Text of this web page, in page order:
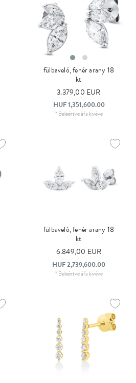
fülbaveló, fehér arany 18
kt
3.379,00 EUR
HUF 1,351,600.00
* Beleértve áfa kivéve
fülbaveló, fehér arany 18
kt
6.849,00 EUR
HUF 2,739,600.00
* Beleértve áfa kivéve